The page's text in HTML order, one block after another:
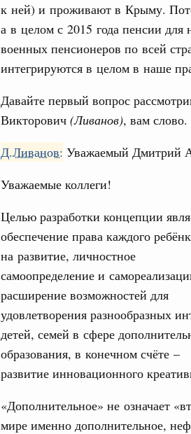
к ней) и проживают в Крыму.
а в целом с 2015 года пенсии для
военных пенсионеров по всей
интегрируются в целом в наше
Давайте первый вопрос
Викторович (Ливанов), вам слово.
Д.Ливанов: Уважаемый Дмитрий
Уважаемые коллеги!
Целью разработки концепции
обеспечение права каждого
на развитие, личностное
самоопределение и
расширение возможностей для
удовлетворения разнообразных
детей, семей в сфере
образования, в конечном счёте –
развитие инновационного
«Дополнительное» не означает
мире именно дополнительное,